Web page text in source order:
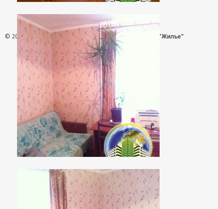
© 2026 - АН "Жилье" ООО "Агентство Недвижимости "Жилье"